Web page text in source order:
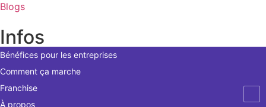
Blogs
Infos
Bénéfices pour les entreprises
Comment ça marche
Franchise
À propos